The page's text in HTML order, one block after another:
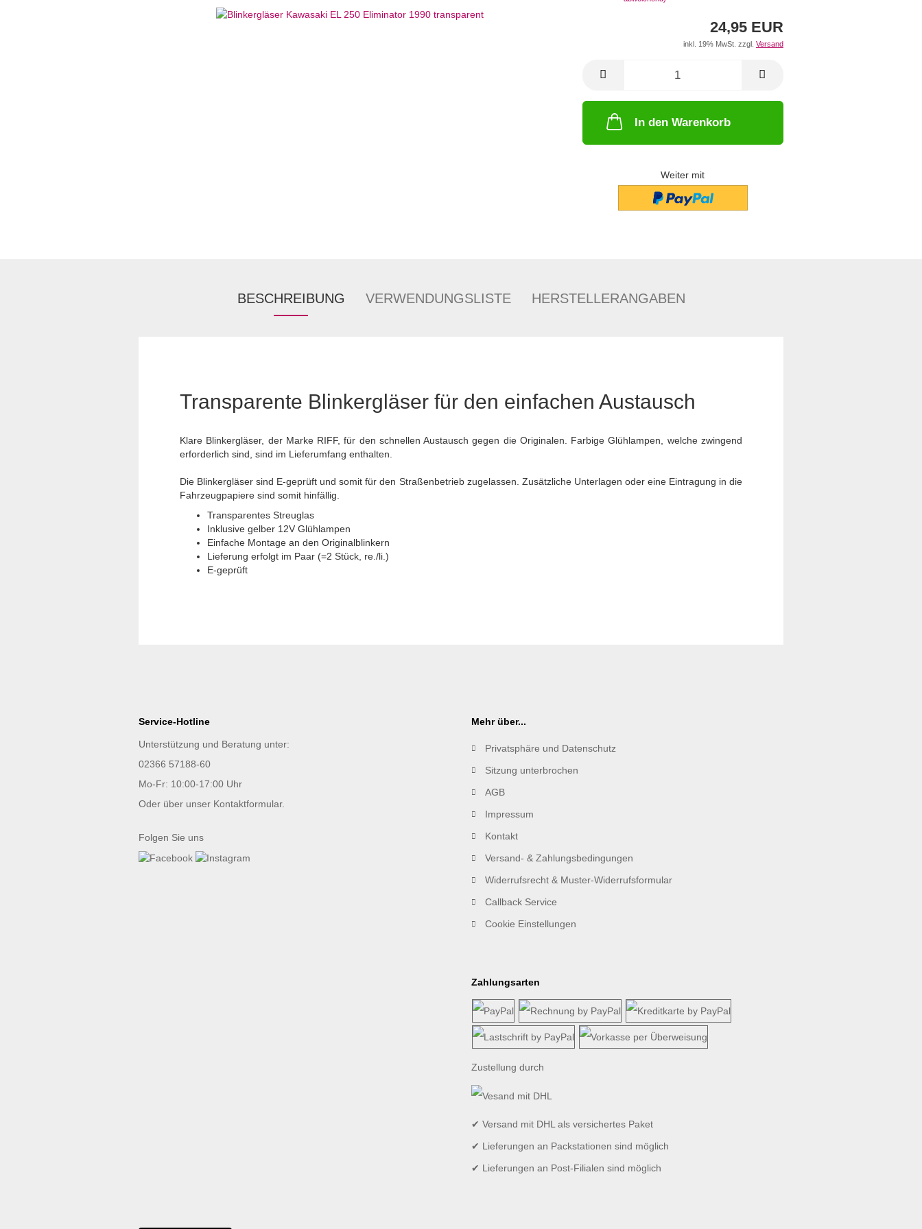
24,95 EUR
inkl. 19% MwSt. zzgl. Versand
In den Warenkorb
Weiter mit
BESCHREIBUNG VERWENDUNGSLISTE HERSTELLERANGABEN
Transparente Blinkergläser für den einfachen Austausch
Klare Blinkergläser, der Marke RIFF, für den schnellen Austausch gegen die Originalen. Farbige Glühlampen, welche zwingend
erforderlich sind, sind im Lieferumfang enthalten.
Die Blinkergläser sind E-geprüft und somit für den Straßenbetrieb zugelassen. Zusätzliche Unterlagen oder eine Eintragung in die
Fahrzeugpapiere sind somit hinfällig.
Transparentes Streuglas
Inklusive gelber 12V Glühlampen
Einfache Montage an den Originalblinkern
Lieferung erfolgt im Paar (=2 Stück, re./li.)
E-geprüft
Service-Hotline
Unterstützung und Beratung unter:
02366 57188-60
Mo-Fr: 10:00-17:00 Uhr
Oder über unser Kontaktformular.
Folgen Sie uns
Mehr über...
Privatsphäre und Datenschutz
Sitzung unterbrochen
AGB
Impressum
Kontakt
Versand- & Zahlungsbedingungen
Widerrufsrecht & Muster-Widerrufsformular
Callback Service
Cookie Einstellungen
Zahlungsarten
Zustellung durch
✔ Versand mit DHL als versichertes Paket
✔ Lieferungen an Packstationen sind möglich
✔ Lieferungen an Post-Filialen sind möglich